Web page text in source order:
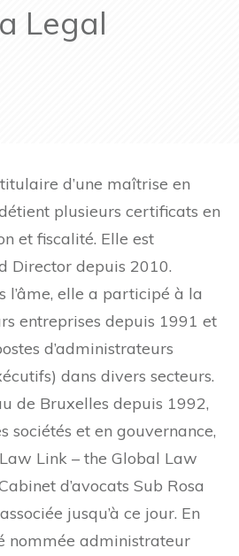
Legal
d’une maîtrise en
plusieurs certificats en
et fiscalité. Elle est
Director depuis 2010.
l’âme, elle a participé à la
entreprises depuis 1991 et
d’administrateurs
dans divers secteurs.
de Bruxelles depuis 1992,
sociétés et en gouvernance,
Link – the Global Law
d’avocats Sub Rosa
jusqu’à ce jour. En
nommée administrateur